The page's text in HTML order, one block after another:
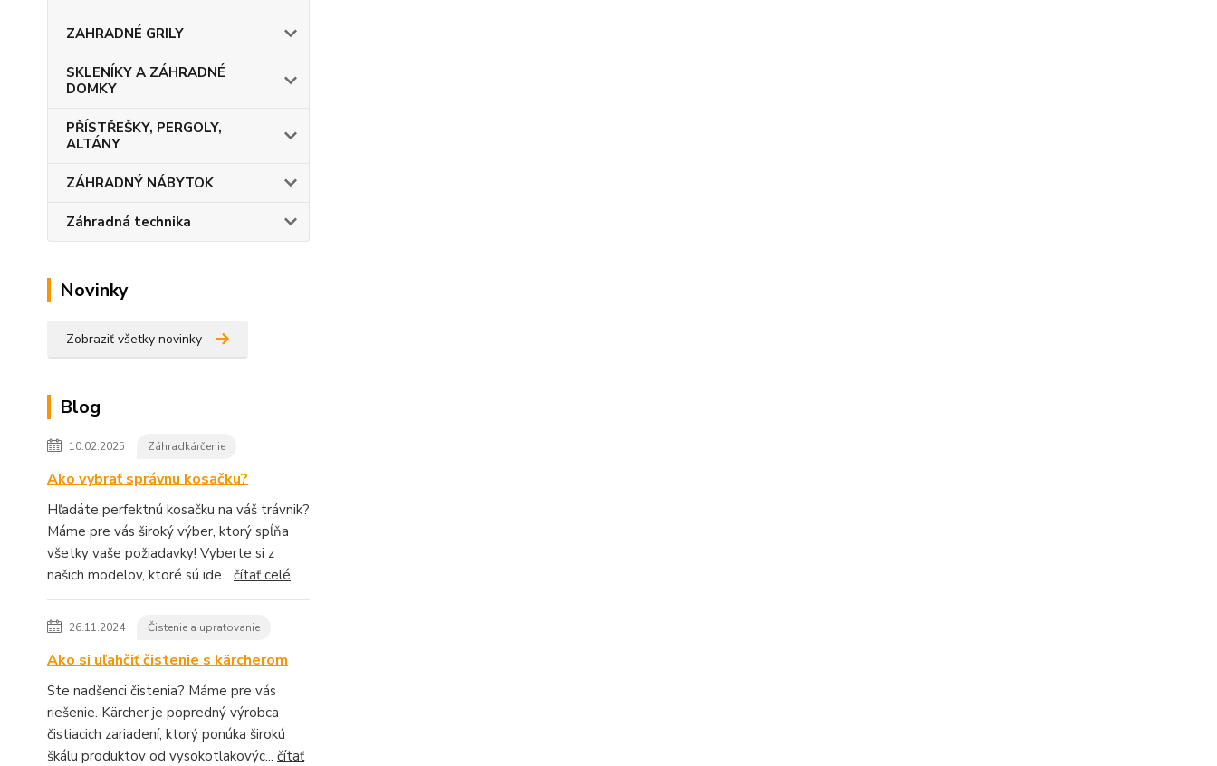
ZAHRADNÉ GRILY
SKLENÍKY A ZÁHRADNÉ
DOMKY
PŘÍSTŘEŠKY, PERGOLY,
ALTÁNY
ZÁHRADNÝ NÁBYTOK
Záhradná technika
Novinky
Zobraziť všetky novinky
Blog
10.02.2025 Záhradkárčenie
Ako vybrať správnu kosačku?
Hľadáte perfektnú kosačku na váš trávnik?
Máme pre vás široký výber, ktorý spĺňa
všetky vaše požiadavky! Vyberte si z
našich modelov, ktoré sú ide... čítať celé
26.11.2024 Čistenie a upratovanie
Ako si uľahčiť čistenie s kärcherom
Ste nadšenci čistenia? Máme pre vás
riešenie. Kärcher je popredný výrobca
čistiacich zariadení, ktorý ponúka širokú
škálu produktov od vysokotlakovýc... čítať